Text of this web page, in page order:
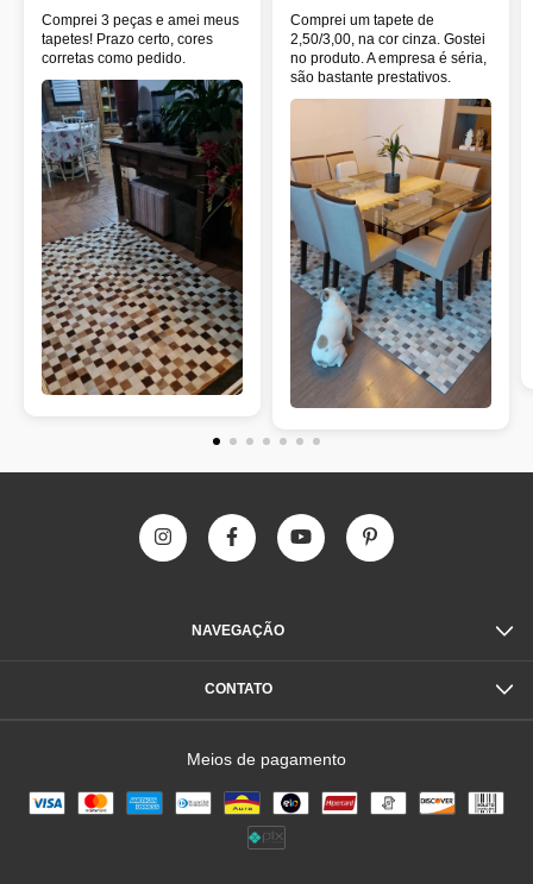
Comprei 3 peças e amei meus
tapetes! Prazo certo, cores
corretas como pedido.
Comprei um tapete de
2,50/3,00, na cor cinza. Gostei
no produto. A empresa é séria,
são bastante prestativos.
NAVEGAÇÃO
CONTATO
Meios de pagamento